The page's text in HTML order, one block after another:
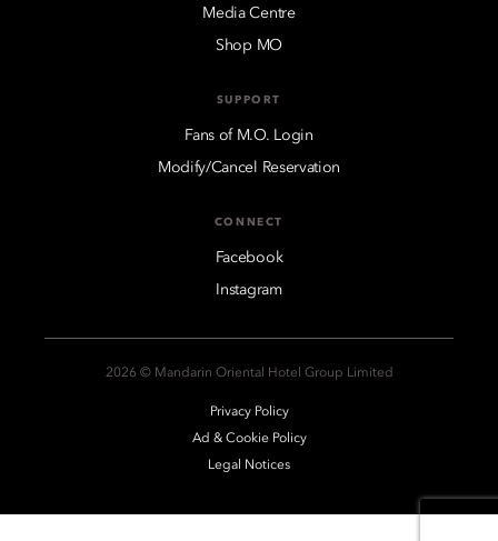
Media Centre
Shop MO
SUPPORT
Fans of M.O. Login
Modify/Cancel Reservation
CONNECT
Facebook
Instagram
2026 © Mandarin Oriental Hotel Group Limited
Privacy Policy
Ad & Cookie Policy
Legal Notices